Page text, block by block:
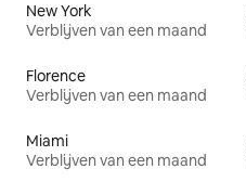
New York
Verblijven van een maand
Florence
Verblijven van een maand
Miami
Verblijven van een maand